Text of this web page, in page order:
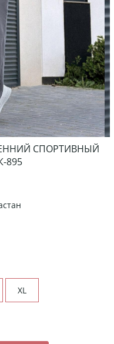
СПОРТИВНЫЙ
895
XL